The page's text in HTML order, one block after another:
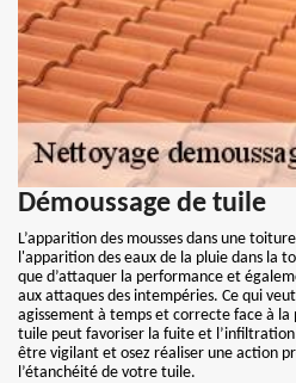
Démoussage de tuile
L’apparition des mousses dans une
l'apparition des eaux de la pluie dans la
que d’attaquer la performance et
aux attaques des intempéries. Ce qui
agissement à temps et correcte face à la
tuile peut favoriser la fuite et l’infiltration
être vigilant et osez réaliser une action
l’étanchéité de votre tuile.